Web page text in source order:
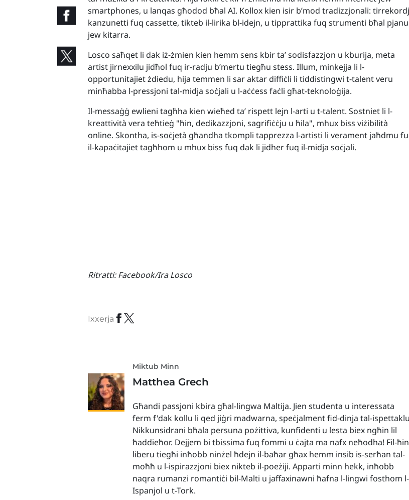
smartphones, u lanqas għodod bħal AI. Kollox kien isir b’mod tradizzjonali:
kanzunetti fuq cassette, tikteb il-lirika bl-idejn, u tipprattika fuq strumenti bħal pjanu
jew kitarra.
Losco saħqet li dak iż-żmien kien hemm sens kbir ta’ sodisfazzjon u kburija, meta
artist jirnexxilu jidħol fuq ir-radju b’mertu tiegħu stess. Illum, minkejja li l-
opportunitajiet żdiedu, hija temmen li sar aktar diffiċli li tiddistingwi t-talent veru
minħabba l-pressjoni tal-midja soċjali u l-aċċess faċli għat-teknoloġija.
Il-messaġġ ewlieni tagħha kien wieħed ta’ rispett lejn l-arti u t-talent. Sostniet li l-
kreattività vera teħtieġ "ħin, dedikazzjoni, sagrifiċċju u ħila", mhux biss viżibilità
online. Skontha, is-soċjetà għandha tkompli tapprezza l-artisti li verament jaħdmu
il-kapaċitajiet tagħhom u mhux biss fuq dak li jidher fuq il-midja soċjali.
Ritratti: Facebook/Ira Losco
Ixxerja
Miktub Minn
Matthea Grech
Għandi passjoni kbira għal-lingwa Maltija. Jien studenta u interessata
ferm f'dak kollu li qed jiġri madwarna, speċjalment fid-dinja tal-
Nikkunsidrani bħala persuna pożittiva, kunfidenti u lesta biex ngħin lil
ħaddieħor. Dejjem bi tbissima fuq fommi u ċajta ma nafx neħodha! Fil-ħin
liberu tiegħi inħobb ninżel ħdejn il-baħar għax hemm insib is-serħan tal-
moħħ u l-ispirazzjoni biex nikteb il-poeżiji. Apparti minn hekk, inħobb
naqra rumanzi romantiċi bil-Malti u jaffaxinawni ħafna l-lingwi fosthom l-
Ispanjol u t-Tork.